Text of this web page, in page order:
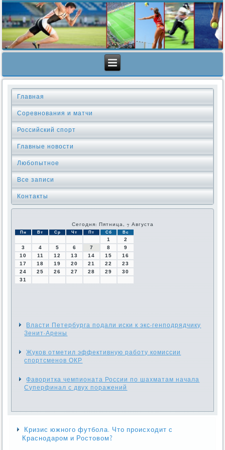
Главная
Соревнования и матчи
Российский спорт
Главные новости
Любопытное
Все записи
Контакты
Сегодня: Пятница, 7 Августа
Пн Вт Ср Чт Пт Сб Вс
1
2
3
4 5 6 7 8
9
10
11 12 13 14 15
16
17
18 19 20 21 22
23
24
25 26 27 28 29
30
31
Власти Петербурга подали иски к экс-генподрядчику
Зенит-Арены
Жуков отметил эффективную работу комиссии
спортсменов ОКР
Фаворитка чемпионата России по шахматам начала
Суперфинал с двух поражений
Кризис южного футбола. Что происходит с
Краснодаром и Ростовом?